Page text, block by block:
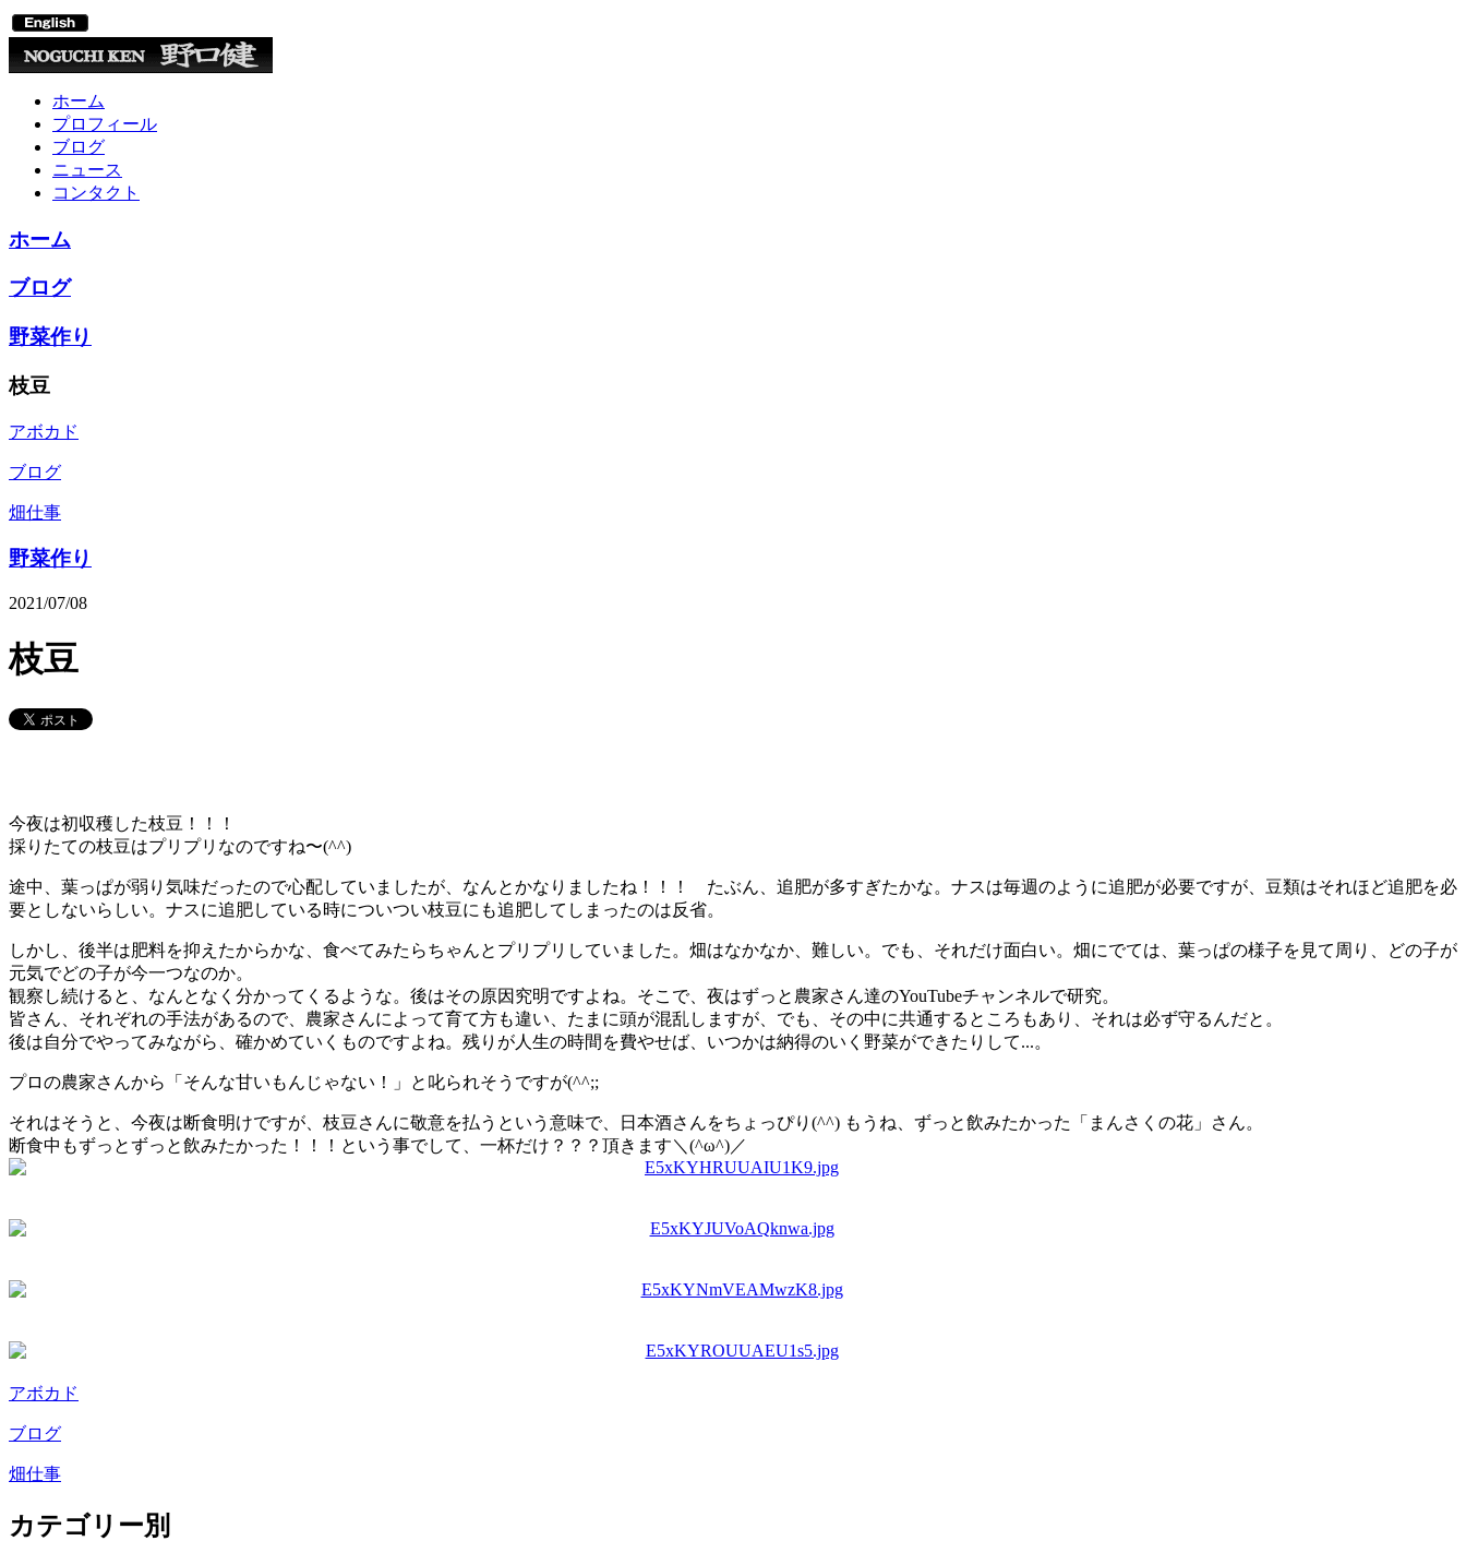
ホーム
プロフィール
ブログ
ニュース
コンタクト
ホーム
ブログ
野菜作り
枝豆
アボカド
ブログ
畑仕事
野菜作り
2021/07/08
枝豆
今夜は初収穫した枝豆！！！
採りたての枝豆はプリプリなのですね〜(^^)
途中、葉っぱが弱り気味だったので心配していましたが、なんとかなりましたね！！！ たぶん、追肥が多すぎたかな。ナスは毎週のように追肥が必要ですが、豆類はそれほど追肥を必
要としないらしい。ナスに追肥している時についつい枝豆にも追肥してしまったのは反省。
しかし、後半は肥料を抑えたからかな、食べてみたらちゃんとプリプリしていました。畑はなかなか、難しい。でも、それだけ面白い。畑にでては、葉っぱの様子を見て周り、どの子が
元気でどの子が今一つなのか。
観察し続けると、なんとなく分かってくるような。後はその原因究明ですよね。そこで、夜はずっと農家さん達のYouTubeチャンネルで研究。
皆さん、それぞれの手法があるので、農家さんによって育て方も違い、たまに頭が混乱しますが、でも、その中に共通するところもあり、それは必ず守るんだと。
後は自分でやってみながら、確かめていくものですよね。残りが人生の時間を費やせば、いつかは納得のいく野菜ができたりして...。
プロの農家さんから「そんな甘いもんじゃない！」と叱られそうですが(^^;;
それはそうと、今夜は断食明けですが、枝豆さんに敬意を払うという意味で、日本酒さんをちょっぴり(^^) もうね、ずっと飲みたかった「まんさくの花」さん。
断食中もずっとずっと飲みたかった！！！という事でして、一杯だけ？？？頂きます＼(^ω^)／
アボカド
ブログ
畑仕事
カテゴリー別